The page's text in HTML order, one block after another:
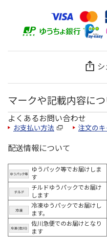
マークや記載内容に
よくあるお問い合わせ
お支払い方法 注文の
配送情報について
ゆうパック等でお届けしま
す
チルドゆうパックでお届け
します
冷凍ゆうパックでお届けし
ます。
佐川急便でのお届けとなり
ます